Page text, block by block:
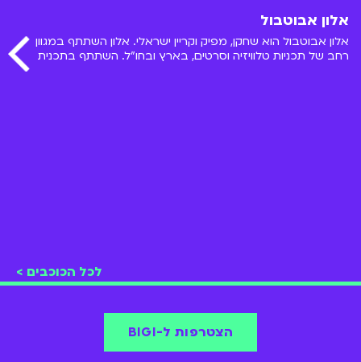
אלון אבוטבול
אלון אבוטבול הוא שחקן, מפיק וקריין ישראלי. אלון השתתף במגוון
רחב של תכניות טלוויזיה וסרטים, בארץ ובחו"ל. השתתף בתכנית
"אלכס בעד ונגד" ששודרה בערוץ הילדים. בואו להכיר אותו מקרוב!
לכל הכוכבים >
הצטרפות ל-BIGI